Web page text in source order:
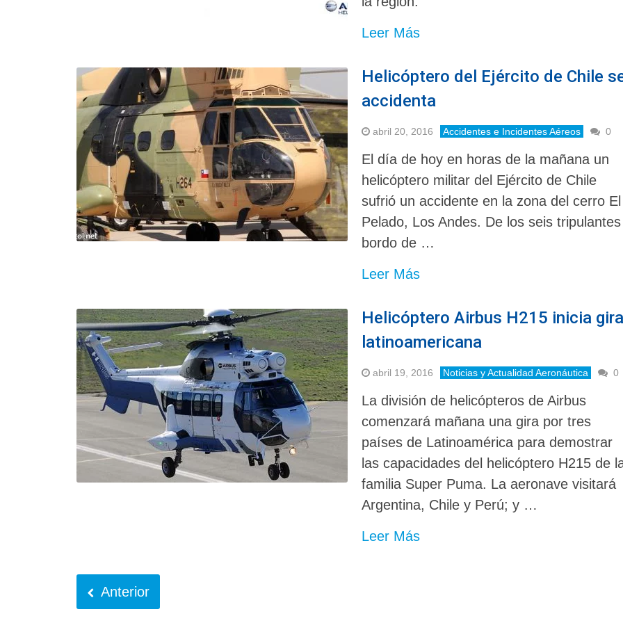
Leer Más
Helicóptero del Ejército de Chile
accidenta
abril 20, 2016 Accidentes e Incidentes Aéreos 0
El día de hoy en horas de la mañana un
helicóptero militar del Ejército de Chile
sufrió un accidente en la zona del cerro El
Pelado, Los Andes. De los seis
bordo de …
Leer Más
Helicóptero Airbus H215 inicia
latinoamericana
abril 19, 2016 Noticias y Actualidad Aeronáutica 0
La división de helicópteros de Airbus
comenzará mañana una gira por tres
países de Latinoamérica para demostrar
las capacidades del helicóptero H215 de
familia Super Puma. La aeronave visitará
Argentina, Chile y Perú; y …
Leer Más
Anterior